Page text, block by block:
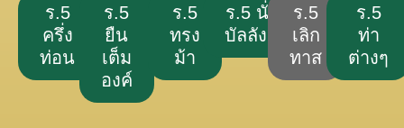
ร.5
ครึ่ง
ท่อน
ร.5
ยืน
เต็ม
องค์
ร.5
ทรง
ม้า
ร.5 นั่ง
บัลลังก์
ร.5
เลิก
ทาส
ร.5
ท่า
ต่างๆ